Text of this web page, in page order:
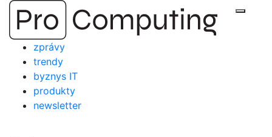
Přejít
obsah
zprávy
trendy
byznys IT
produkty
newsletter